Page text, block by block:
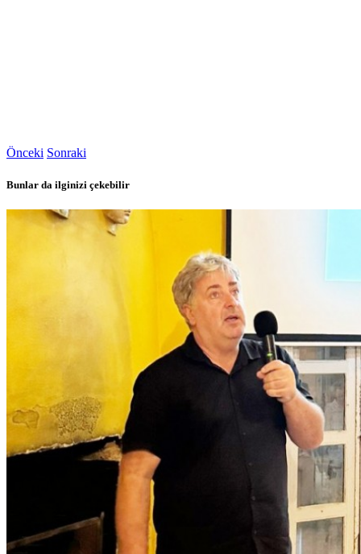
Önceki Sonraki
Bunlar da ilginizi çekebilir